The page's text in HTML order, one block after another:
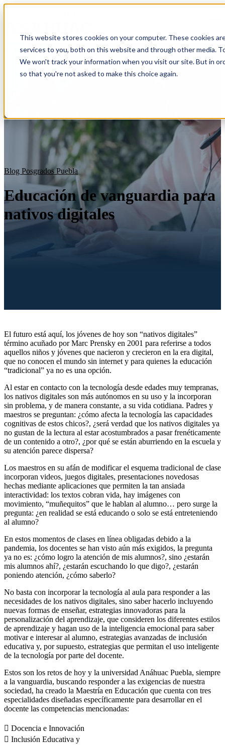
This website stores cookies on your computer. These cookies
services to you, both on this website and through other media.
We won't track your information when you visit our site. But in
so that you're not asked to make this choice again.
Blog Posgrados Puebla
Educación de vanguardia para
nativos digitales
El futuro está aquí, los jóvenes de hoy son “nativos digitales”
término acuñado por Marc Prensky en 2001 para referirse a todos
aquellos niños y jóvenes que nacieron y crecieron en la era digital,
que no conocen el mundo sin internet y para quienes la educación
“tradicional” ya no es una opción.
Al estar en contacto con la tecnología desde edades muy tempranas,
los nativos digitales son más autónomos en su uso y la incorporan
sin problema, y de manera constante, a su vida cotidiana. Padres y
maestros se preguntan: ¿cómo afecta la tecnología las capacidades
cognitivas de estos chicos?, ¿será verdad que los nativos digitales ya
no gustan de la lectura al estar acostumbrados a pasar frenéticamente
de un contenido a otro?, ¿por qué se están aburriendo en la escuela y
su atención parece dispersa?
Los maestros en su afán de modificar el esquema tradicional de clase
incorporan videos, juegos digitales, presentaciones novedosas
hechas mediante aplicaciones que permiten la tan ansiada
interactividad: los textos cobran vida, hay imágenes con
movimiento, “muñequitos” que le hablan al alumno… pero surge la
pregunta: ¿en realidad se está educando o solo se está entreteniendo
al alumno?
En estos momentos de clases en línea obligadas debido a la
pandemia, los docentes se han visto aún más exigidos, la pregunta
ya no es: ¿cómo logro la atención de mis alumnos?, sino ¿estarán
mis alumnos ahí?, ¿estarán escuchando lo que digo?, ¿estarán
poniendo atención, ¿cómo saberlo?
No basta con incorporar la tecnología al aula para responder a las
necesidades de los nativos digitales, sino saber hacerlo incluyendo
nuevas formas de enseñar, estrategias innovadoras para la
personalización del aprendizaje, que consideren los diferentes estilos
de aprendizaje y hagan uso de la inteligencia emocional para saber
motivar e interesar al alumno, estrategias avanzadas de inclusión
educativa y, por supuesto, estrategias que permitan el uso inteligente
de la tecnología por parte del docente.
Estos son los retos de hoy y la universidad Anáhuac Puebla, siempre
a la vanguardia, buscando responder a las exigencias de nuestra
sociedad, ha creado la Maestría en Educación que cuenta con tres
especialidades diseñadas específicamente para desarrollar en el
docente las competencias mencionadas:
 Docencia e Innovación
 Inclusión Educativa y